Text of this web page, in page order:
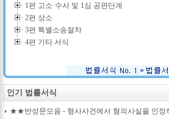
1편 고소·수사 및 1심 공판단계
2편 상소
3편 특별소송절차
4편 기타 서식
인기 법률서식